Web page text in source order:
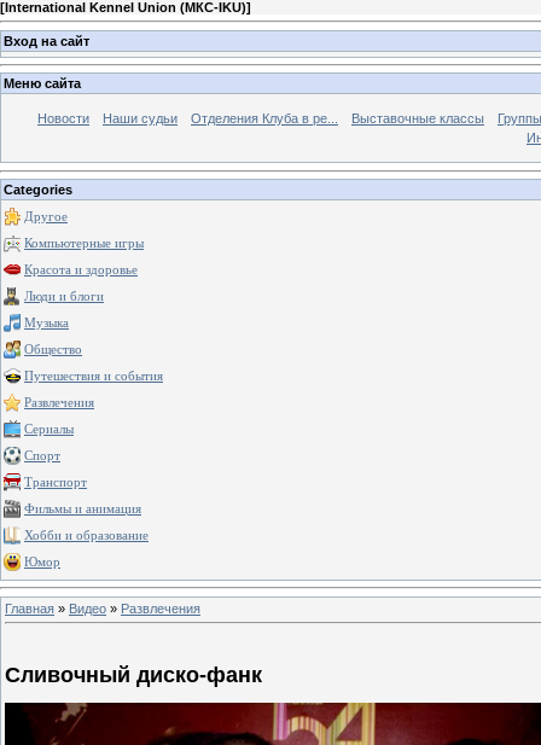
[International Kennel Union (МКС-IKU)]
Вход на сайт
Меню сайта
Новости Наши судьи Отделения Клуба в ре... Выставочные классы
Categories
Другое
Компьютерные игры
Красота и здоровье
Люди и блоги
Музыка
Общество
Путешествия и события
Развлечения
Сериалы
Спорт
Транспорт
Фильмы и анимация
Хобби и образование
Юмор
Главная » Видео » Развлечения
Сливочный диско-фанк